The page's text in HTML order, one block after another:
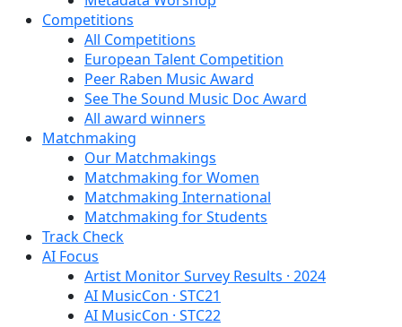
Competitions
All Competitions
European Talent Competition
Peer Raben Music Award
See The Sound Music Doc Award
All award winners
Matchmaking
Our Matchmakings
Matchmaking for Women
Matchmaking International
Matchmaking for Students
Track Check
AI Focus
Artist Monitor Survey Results · 2024
AI MusicCon · STC21
AI MusicCon · STC22